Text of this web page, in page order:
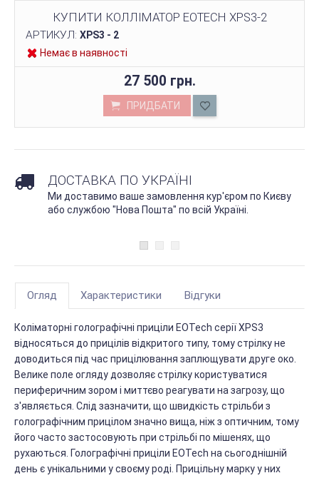
КУПИТИ КОЛЛІМАТОР EOTECH XPS3-2
АРТИКУЛ: XPS3 - 2
Немає в наявності
27 500 грн.
ПРИДБАТИ
ДОСТАВКА ПО УКРАЇНІ
Ми доставимо ваше замовлення кур'єром по Києву
або службою "Нова Пошта" по всій Україні.
Огляд Характеристики Відгуки
Коліматорні голографічні приціли EOTech серії XPS3
відносяться до прицілів відкритого типу, тому стрілку не
доводиться під час прицілювання заплющувати друге око.
Велике поле огляду дозволяє стрілку користуватися
периферичним зором і миттєво реагувати на загрозу, що
з'являється. Слід зазначити, що швидкість стрільби з
голографічним прицілом значно вища, ніж з оптичним, тому
його часто застосовують при стрільбі по мішенях, що
рухаються. Голографічні приціли EOTech на сьогоднішній
день є унікальними у своєму роді. Прицільну марку у них